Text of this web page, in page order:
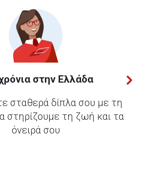
στην Ελλάδα
σταθερά δίπλα σου με τη
στηρίζουμε τη ζωή και τα
όνειρά σου